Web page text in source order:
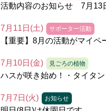
活動内容のお知らせ 7月13
7月11日(土) サポーター活動
【重要】8月の活動がマイペ
7月10日(金) 見ごろの植物
ハスが咲き始め！・タイタ
7月7日(火) お知らせ